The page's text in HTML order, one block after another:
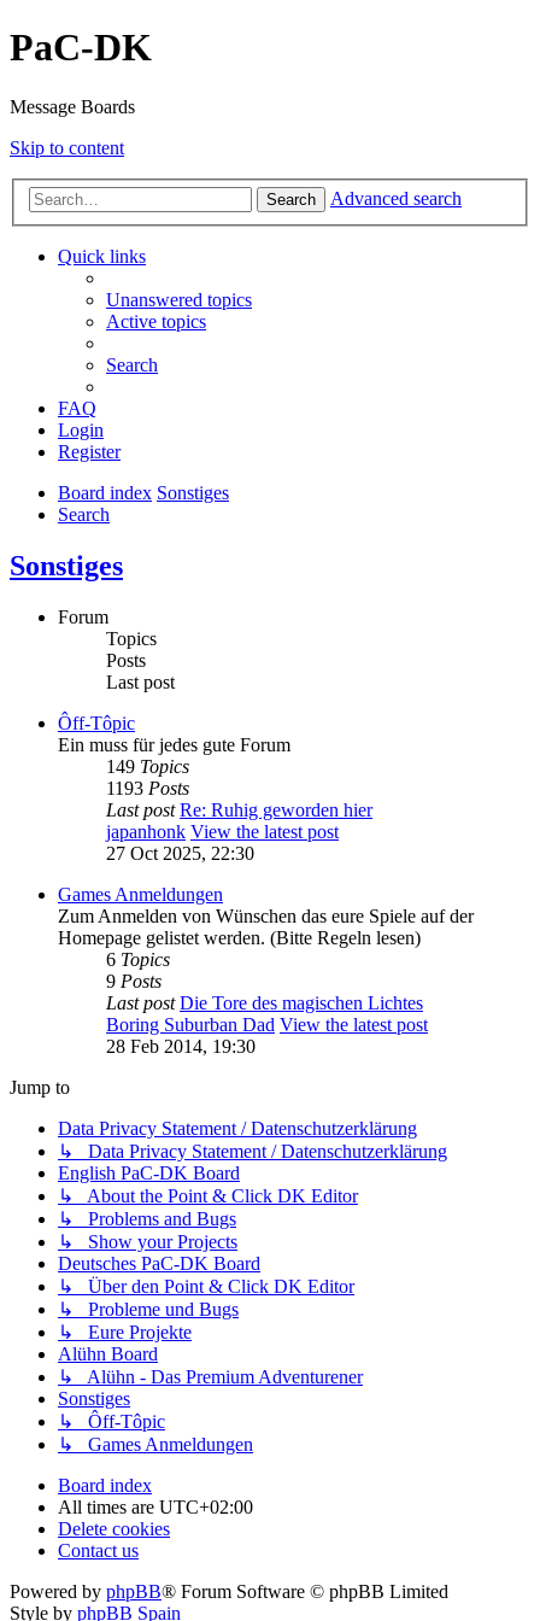
PaC-DK
Message Boards
Skip to content
Search Advanced search
Quick links
Unanswered topics
Active topics
Search
FAQ
Login
Register
Board index Sonstiges
Search
Sonstiges
Forum
Topics
Posts
Last post
Ôff-Tôpic
Ein muss für jedes gute Forum
149 Topics
1193 Posts
Last post Re: Ruhig geworden hier
japanhonk View the latest post
27 Oct 2025, 22:30
Games Anmeldungen
Zum Anmelden von Wünschen das eure Spiele auf der
Homepage gelistet werden. (Bitte Regeln lesen)
6 Topics
9 Posts
Last post Die Tore des magischen Lichtes
Boring Suburban Dad View the latest post
28 Feb 2014, 19:30
Jump to
Data Privacy Statement / Datenschutzerklärung
↳ Data Privacy Statement / Datenschutzerklärung
English PaC-DK Board
↳ About the Point & Click DK Editor
↳ Problems and Bugs
↳ Show your Projects
Deutsches PaC-DK Board
↳ Über den Point & Click DK Editor
↳ Probleme und Bugs
↳ Eure Projekte
Alühn Board
↳ Alühn - Das Premium Adventurener
Sonstiges
↳ Ôff-Tôpic
↳ Games Anmeldungen
Board index
All times are UTC+02:00
Delete cookies
Contact us
Powered by phpBB® Forum Software © phpBB Limited
Style by phpBB Spain